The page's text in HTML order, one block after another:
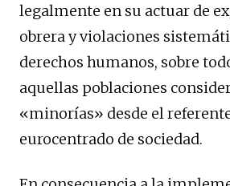
legalmente en su actuar de
obrera y violaciones
derechos humanos, sobre
aquellas poblaciones
«minorías» desde el
eurocentrado de sociedad.